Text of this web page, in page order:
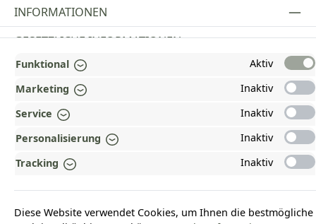
Vertrag widerrufen
INFORMATIONEN
GESETZLICHE INFORMATIONEN
ZAHLUNGS- UND VERSANDARTEN
AUSGEZEICHNET UND ZERTIFIZIERT!
UNSERE COMMUNITIES
Funktional
Aktiv
Marketing
Inaktiv
Service
Inaktiv
Personalisierung
Inaktiv
Tracking
Inaktiv
Diese Website verwendet Cookies, um Ihnen die bestmögliche